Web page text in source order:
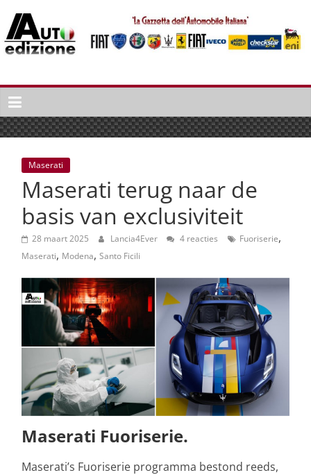
naar
inhoud
Auto
Edizione
La
Gazetta
dell'Automobile
Italiana
Italiaans
autonieuws
lifestyle
Maserati
Maserati terug naar de
basis van exclusiviteit
28 maart 2025 Lancia4Ever 4 reacties Fuoriserie,
Maserati, Modena, Santo Ficili
Maserati Fuoriserie.
Maserati’s Fuoriserie programma bestond reeds,